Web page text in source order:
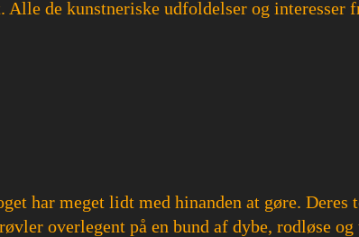
de kunstneriske udfoldelser og
har meget lidt med hinanden at gøre.
overlegent på en bund af dybe, rodløse